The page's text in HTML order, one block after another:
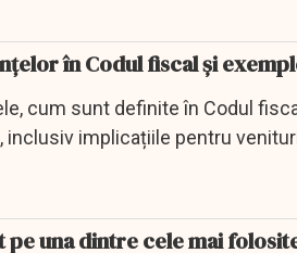
în Codul fiscal și
cum sunt definite în Codul
inclusiv implicațiile pentru
pe una dintre cele mai